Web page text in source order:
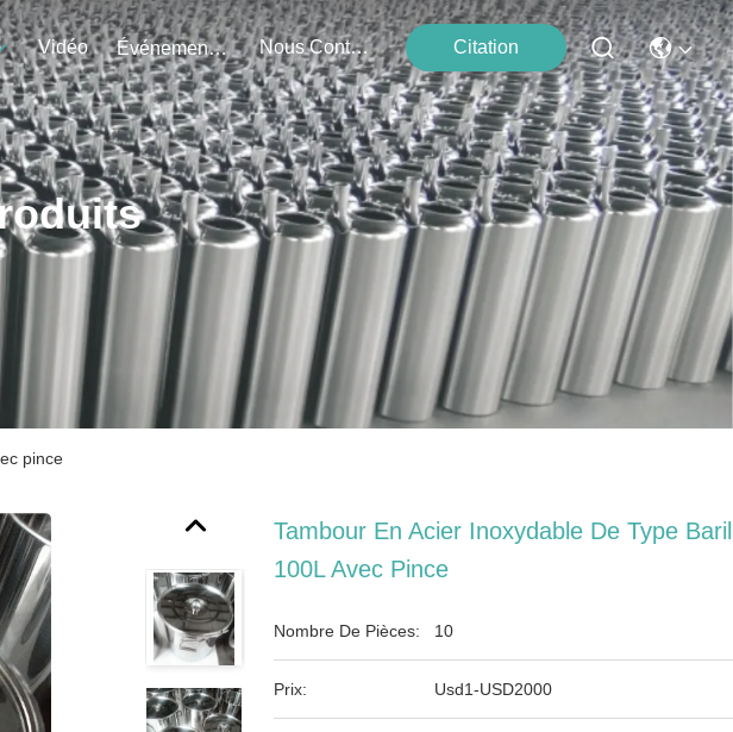
Vidéo Événements Nous Contacter Citation
pince
Tambour En Acier Inoxydable De Type Baril
100L Avec Pince
Nombre De Pièces: 10
Prix: Usd1-USD2000